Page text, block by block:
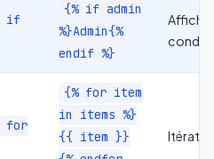
if
{% if admin
%}Admin{%
endif %}
for
{% for item
in items %}
{{ item }}